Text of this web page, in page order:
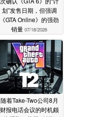
划”发售日期，但强调
《GTA Online》的强劲
销量 07/18/2026
随着Take-Two公司8月
财报电话会议的时机颇